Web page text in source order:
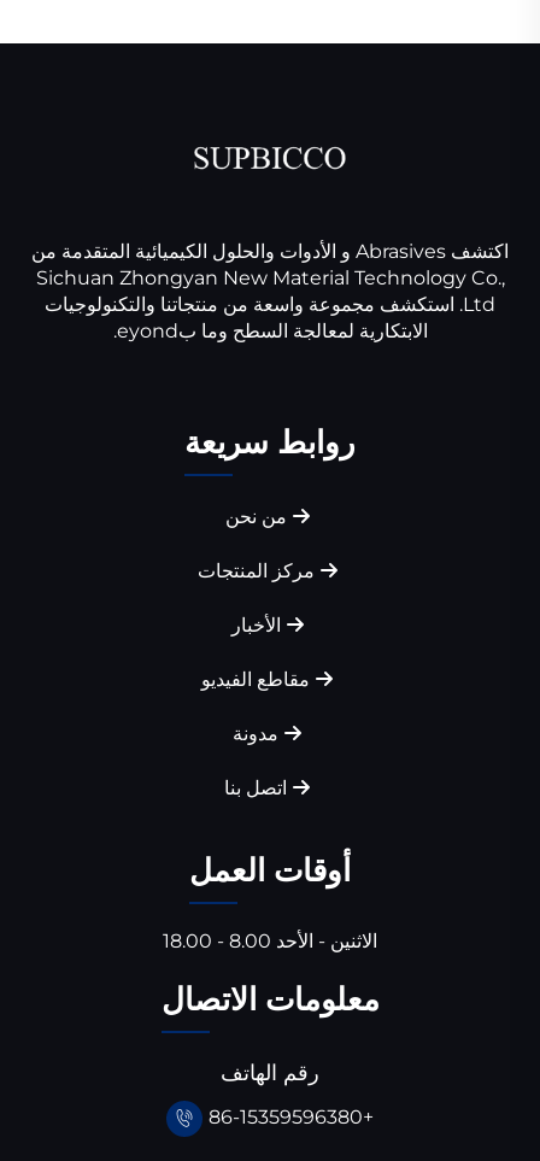
اكتشف Abrasives و الأدوات والحلول الكيميائية المتقدمة من
Sichuan Zhongyan New Material Technology Co.,
Ltd. استكشف مجموعة واسعة من منتجاتنا والتكنولوجيات
الابتكارية لمعالجة السطح وما بeyond.
روابط سريعة
من نحن
مركز المنتجات
الأخبار
مقاطع الفيديو
مدونة
اتصل بنا
أوقات العمل
الاثنين - الأحد 8.00 - 18.00
معلومات الاتصال
رقم الهاتف
+86-15359596380